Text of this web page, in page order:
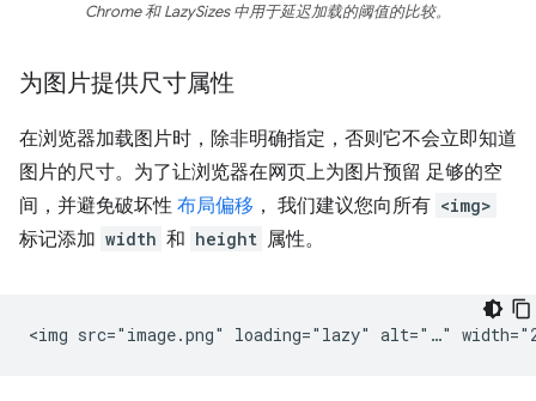
Chrome 和 LazySizes 中用于延迟加载的阈值的比较。
为图片提供尺寸属性
在浏览器加载图片时，除非明确指定，否则它不会立即知道
图片的尺寸。为了让浏览器在网页上为图片预留 足够的空
间，并避免破坏性 布局偏移 ， 我们建议您向所有 <img>
标记添加 width 和 height 属性。